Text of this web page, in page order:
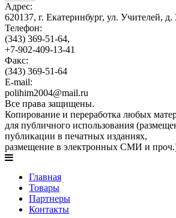
Адрес:
620137, г. Екатеринбург, ул. Учителей,
Телефон:
(343) 369-51-64,
+7-902-409-13-41
Факс:
(343) 369-51-64
E-mail:
polihim2004@mail.ru
Все права защищены.
Копирование и переработка любых
для публичного использования
публикации в печатных изданиях,
размещение в электронных СМИ и
Главная
Товары
Партнеры
Контакты